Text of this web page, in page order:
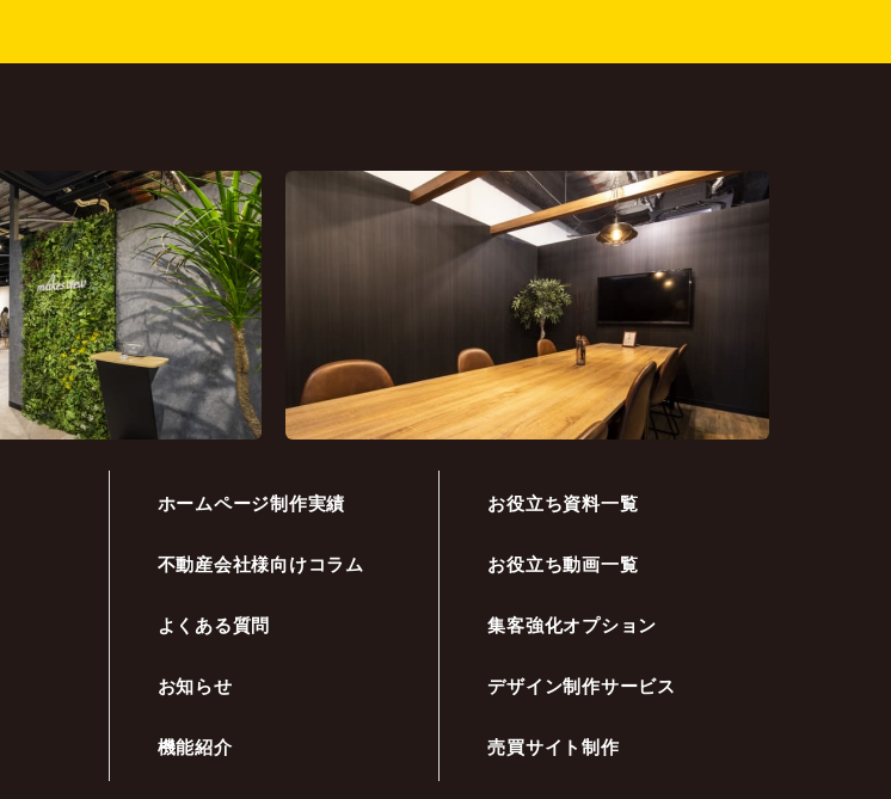
ホームページ制作実績
不動産会社様向けコラム
よくある質問
お知らせ
機能紹介
お役立ち資料一覧
お役立ち動画一覧
集客強化オプション
デザイン制作サービス
売買サイト制作